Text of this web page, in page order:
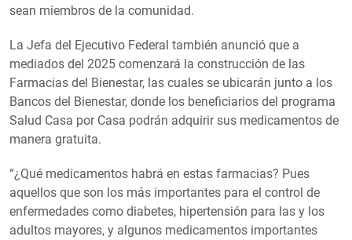
sean miembros de la comunidad.
La Jefa del Ejecutivo Federal también anunció que a
mediados del 2025 comenzará la construcción de las
Farmacias del Bienestar, las cuales se ubicarán junto a los
Bancos del Bienestar, donde los beneficiarios del programa
Salud Casa por Casa podrán adquirir sus medicamentos de
manera gratuita.
“¿Qué medicamentos habrá en estas farmacias? Pues
aquellos que son los más importantes para el control de
enfermedades como diabetes, hipertensión para las y los
adultos mayores, y algunos medicamentos importantes